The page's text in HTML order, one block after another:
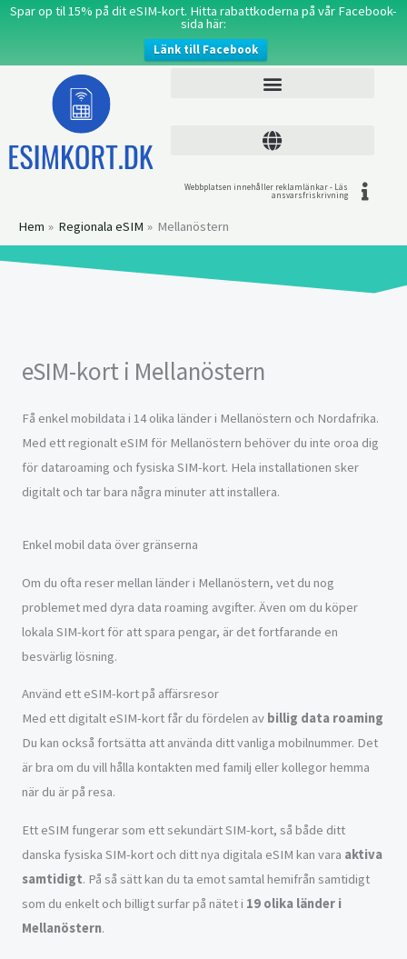
Spar op til 15% på dit eSIM-kort. Hitta rabattkoderna på vår Facebook-
sida här:
Länk till Facebook
Hoppa
Webbplatsen innehåller reklamlänkar - Läs
ansvarsfriskrivning
Hem Regionala eSIM Mellanöstern
eSIM-kort i Mellanöstern
Få enkel mobildata i 14 olika länder i Mellanöstern och Nordafrika.
Med ett regionalt eSIM för Mellanöstern behöver du inte oroa dig
för dataroaming och fysiska SIM-kort. Hela installationen sker
digitalt och tar bara några minuter att installera.
Enkel mobil data över gränserna
Om du ofta reser mellan länder i Mellanöstern, vet du nog
problemet med dyra data roaming avgifter. Även om du köper
lokala SIM-kort för att spara pengar, är det fortfarande en
besvärlig lösning.
Använd ett eSIM-kort på affärsresor
Med ett digitalt eSIM-kort får du fördelen av billig data roaming
Du kan också fortsätta att använda ditt vanliga mobilnummer. Det
är bra om du vill hålla kontakten med familj eller kollegor hemma
när du är på resa.
Ett eSIM fungerar som ett sekundärt SIM-kort, så både ditt
danska fysiska SIM-kort och ditt nya digitala eSIM kan vara aktiva
samtidigt. På så sätt kan du ta emot samtal hemifrån samtidigt
som du enkelt och billigt surfar på nätet i 19 olika länder i
Mellanöstern.